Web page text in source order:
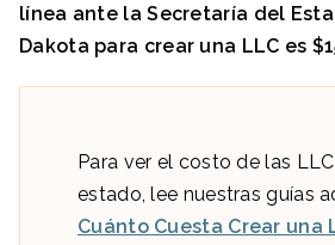
línea ante laSecretaría del
Dakota para crear una LLC es
Para ver el costo de las
estado, lee nuestras guías
Cuánto Cuesta Crear una